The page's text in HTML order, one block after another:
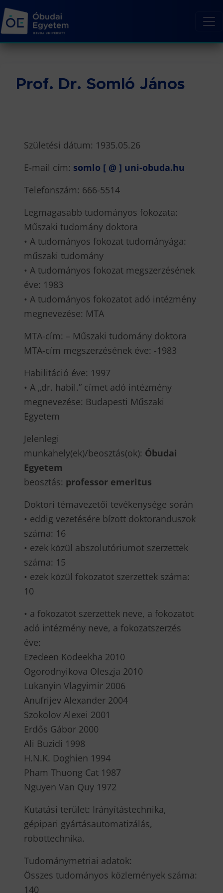
Prof. Dr. Somló János
Születési dátum: 1935.05.26
E‐mail cím: somlo [ @ ] uni-obuda.hu
Telefonszám: 666-5514
Legmagasabb tudományos fokozata:
Műszaki tudomány doktora
• A tudományos fokozat tudományága:
műszaki tudomány
• A tudományos fokozat megszerzésének
éve: 1983
• A tudományos fokozatot adó intézmény
megnevezése: MTA
MTA-cím: – Műszaki tudomány doktora
MTA-cím megszerzésének éve: -1983
Habilitáció éve: 1997
• A „dr. habil.” címet adó intézmény
megnevezése: Budapesti Műszaki
Egyetem
Jelenlegi
munkahely(ek)/beosztás(ok): Óbudai
Egyetem
beosztás: professor emeritus
Doktori témavezetői tevékenysége során
• eddig vezetésére bízott doktoranduszok
száma: 16
• ezek közül abszolutóriumot szerzettek
száma: 15
• ezek közül fokozatot szerzettek száma:
10
• a fokozatot szerzettek neve, a fokozatot
adó intézmény neve, a fokozatszerzés
éve:
Ezedeen Kodeekha 2010
Ogorodnyikova Oleszja 2010
Lukanyin Vlagyimir 2006
Anufrijev Alexander 2004
Szokolov Alexei 2001
Erdős Gábor 2000
Ali Buzidi 1998
H.N.K. Doghien 1994
Pham Thuong Cat 1987
Nguyen Van Quy 1972
Kutatási terület: Irányítástechnika,
gépipari gyártásautomatizálás,
robottechnika.
Tudománymetriai adatok:
Összes tudományos közlemények száma:
140